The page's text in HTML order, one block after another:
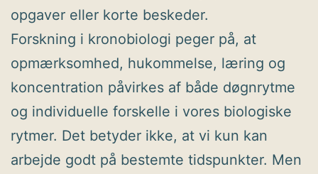
opgaver eller korte beskeder.
Forskning i kronobiologi peger på, at
opmærksomhed, hukommelse, læring og
koncentration påvirkes af både døgnrytme
og individuelle forskelle i vores biologiske
rytmer. Det betyder ikke, at vi kun kan
arbejde godt på bestemte tidspunkter. Men